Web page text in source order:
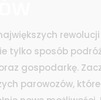
tylko sposób
gospodarkę.
parowozów,